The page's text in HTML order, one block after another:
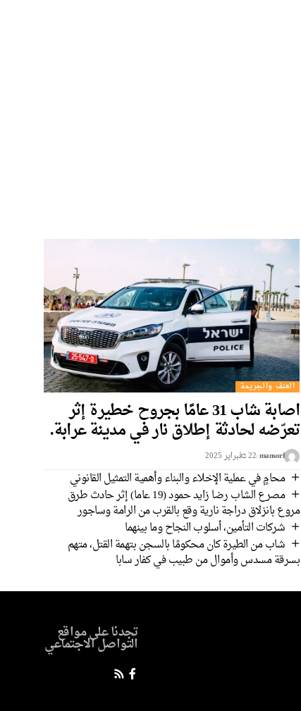
العنف والجريمة
اصابة شاب 31 عامًا بجروح خطيرة إثر
تعرّضه لحادثة إطلاق نار في مدينة عرابة.
mansorf22 בفبراير 2025
محامٍ في عملية الإخلاء والبناء وأهمية التمثيل القانوني
مصرع الشاب رضا زايد حمود (19 عاما) إثر حادث طرق
مروع بانزلاق دراجة نارية وقع بالقرب من الرامة وساجور
شركات التأمين، أسلوب النجاح وما بينهما
شاب من الطيرة كان محكومًا بالسجن بتهمة القتل، متهم
بسرقة مسدس وأموال من طبيب في كفار سابا
تجدنا على مواقع
التواصل الاجتماعي